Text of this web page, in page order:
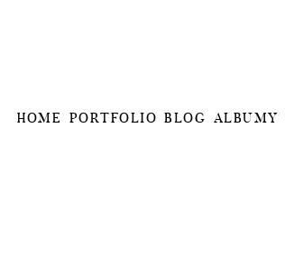
HOME PORTFOLIO BLOG ALBUMY